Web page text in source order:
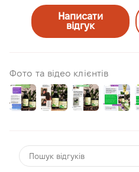
Написати
відгук
Фото та відео клієнтів